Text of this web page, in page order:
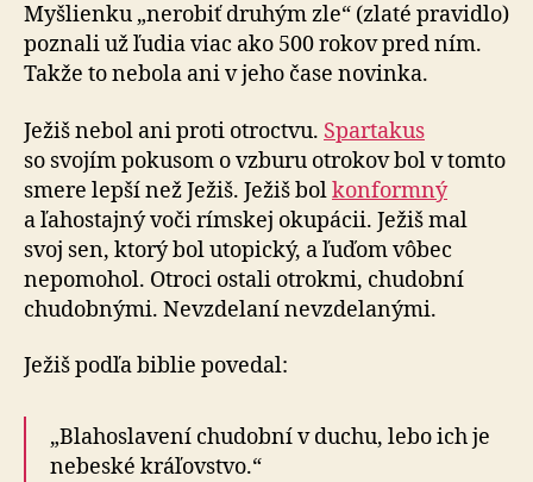
Myšlienku „nerobiť druhým zle“ (zlaté pravidlo)
poznali už ľudia viac ako 500 rokov pred ním.
Takže to nebola ani v jeho čase novinka.
Ježiš nebol ani proti otroctvu. Spartakus
so svojím pokusom o vzburu otrokov bol v tomto
smere lepší než Ježiš. Ježiš bolkonformný
a ľahostajný voči rímskej okupácii. Ježiš mal
svoj sen, ktorý bol utopický, a ľuďom vôbec
nepomohol. Otroci ostali otrokmi, chudobní
chudobnými. Nevzdelaní nevzdelanými.
Ježiš podľa biblie povedal:
„Blahoslavení chudobní v duchu, lebo ich je
nebeské kráľovstvo.“